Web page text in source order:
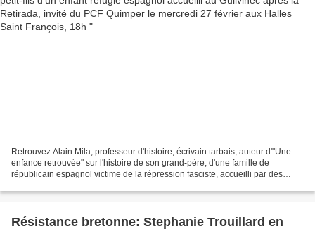
Retrouvez Alain Mila, professeur d'histoire, écrivain tarbais, auteur d'"Une
enfance retrouvée" sur l'histoire de son grand-père, d'une famille de
républicain espagnol victime de la répression fasciste, accueilli par des
Résistance bretonne: Stephanie Trouillard en